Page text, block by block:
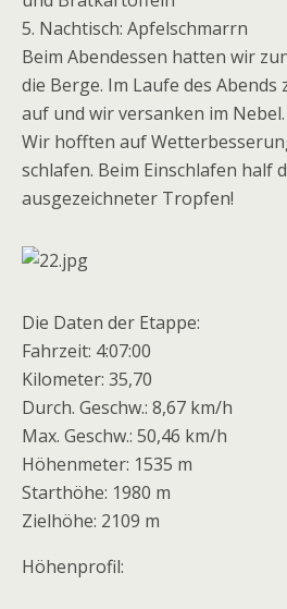
5. Nachtisch: Apfelschmarrn
Beim Abendessen hatten wir
die Berge. Im Laufe des
auf und wir versanken im
Wir hofften auf
schlafen. Beim Einschlafen half
ausgezeichneter Tropfen!
Die Daten der Etappe:
Fahrzeit: 4:07:00
Kilometer: 35,70
Durch. Geschw.: 8,67 km/h
Max. Geschw.: 50,46 km/h
Höhenmeter: 1535 m
Starthöhe: 1980 m
Zielhöhe: 2109 m
Höhenprofil: